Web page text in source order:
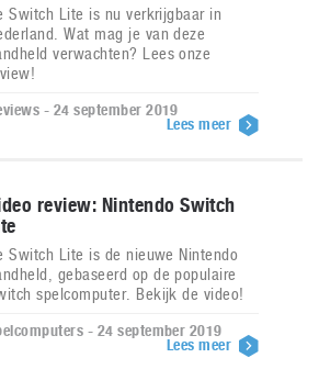
Switch Lite is nu verkrijgbaar in
Wat mag je van deze
verwachten? Lees onze
- 24 september 2019
Lees meer
review: Nintendo Switch
Switch Lite is de nieuwe Nintendo
gebaseerd op de populaire
spelcomputer. Bekijk de video!
- 24 september 2019
Lees meer